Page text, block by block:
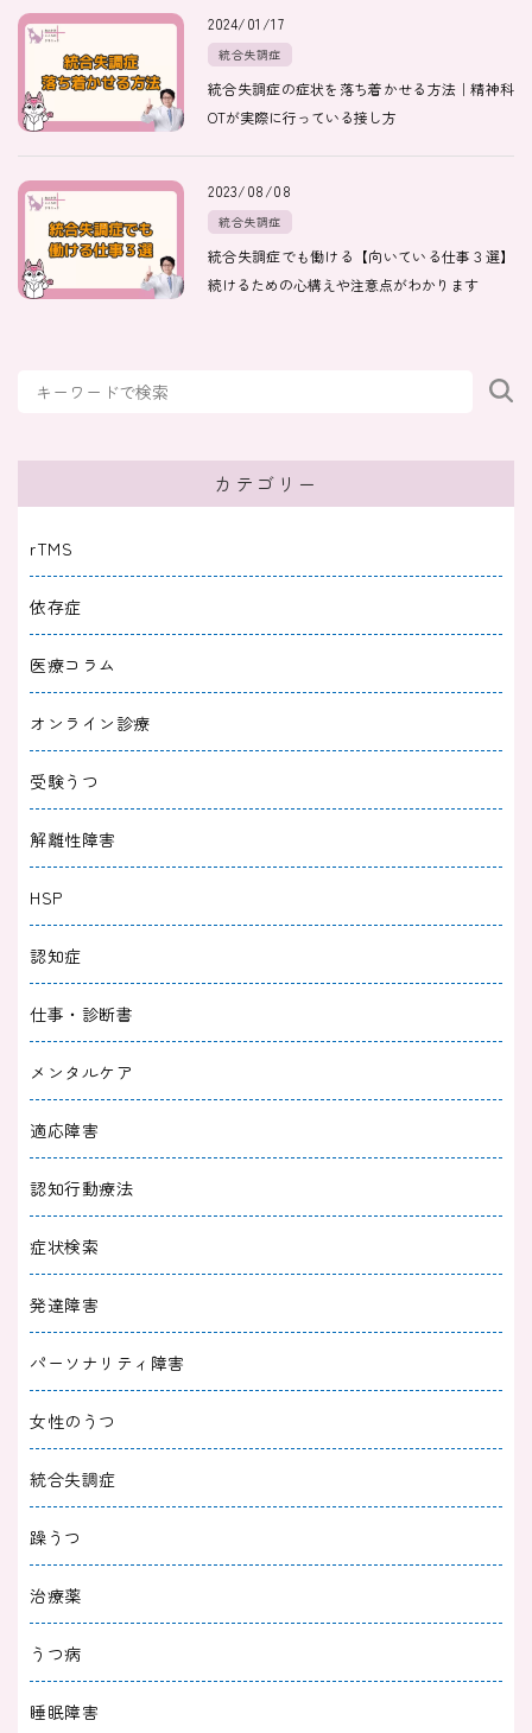
03-5989-0618
営業時間：10:00〜22:00
2024/01/17
統合失調症
統合失調症の症状を落ち着かせる方法｜精神科
OTが実際に行っている接し方
2023/08/08
統合失調症
統合失調症でも働ける【向いている仕事３選】
続けるための心構えや注意点がわかります
カテゴリー
rTMS
依存症
医療コラム
オンライン診療
受験うつ
解離性障害
HSP
認知症
仕事・診断書
メンタルケア
適応障害
認知行動療法
症状検索
発達障害
パーソナリティ障害
女性のうつ
統合失調症
躁うつ
治療薬
うつ病
睡眠障害